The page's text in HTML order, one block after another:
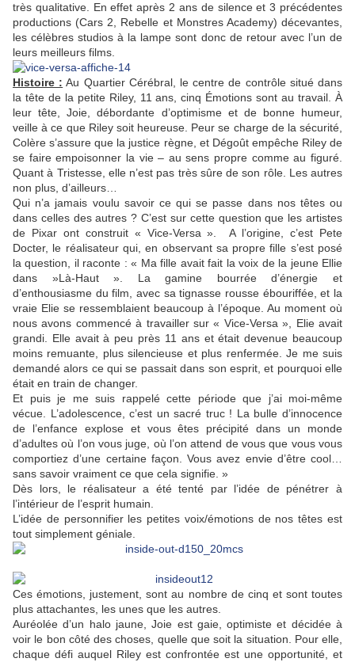
très qualitative. En effet après 2 ans de silence et 3 précédentes
productions (Cars 2, Rebelle et Monstres Academy) décevantes,
les célèbres studios à la lampe sont donc de retour avec l’un de
leurs meilleurs films.
Histoire : Au Quartier Cérébral, le centre de contrôle situé dans
la tête de la petite Riley, 11 ans, cinq Émotions sont au travail. À
leur tête, Joie, débordante d’optimisme et de bonne humeur,
veille à ce que Riley soit heureuse. Peur se charge de la sécurité,
Colère s’assure que la justice règne, et Dégoût empêche Riley de
se faire empoisonner la vie – au sens propre comme au figuré.
Quant à Tristesse, elle n’est pas très sûre de son rôle. Les autres
non plus, d’ailleurs…
Qui n’a jamais voulu savoir ce qui se passe dans nos têtes ou
dans celles des autres ? C’est sur cette question que les artistes
de Pixar ont construit « Vice-Versa ». A l’origine, c’est Pete
Docter, le réalisateur qui, en observant sa propre fille s’est posé
la question, il raconte : « Ma fille avait fait la voix de la jeune Ellie
dans »Là-Haut ». La gamine bourrée d’énergie et
d’enthousiasme du film, avec sa tignasse rousse ébouriffée, et la
vraie Elie se ressemblaient beaucoup à l’époque. Au moment où
nous avons commencé à travailler sur « Vice-Versa », Elie avait
grandi. Elle avait à peu près 11 ans et était devenue beaucoup
moins remuante, plus silencieuse et plus renfermée. Je me suis
demandé alors ce qui se passait dans son esprit, et pourquoi elle
était en train de changer.
Et puis je me suis rappelé cette période que j’ai moi-même
vécue. L’adolescence, c’est un sacré truc ! La bulle d’innocence
de l’enfance explose et vous êtes précipité dans un monde
d’adultes où l’on vous juge, où l’on attend de vous que vous vous
comportiez d’une certaine façon. Vous avez envie d’être cool…
sans savoir vraiment ce que cela signifie. »
Dès lors, le réalisateur a été tenté par l’idée de pénétrer à
l’intérieur de l’esprit humain.
L’idée de personnifier les petites voix/émotions de nos têtes est
tout simplement géniale.
Ces émotions, justement, sont au nombre de cinq et sont toutes
plus attachantes, les unes que les autres.
Auréolée d’un halo jaune, Joie est gaie, optimiste et décidée à
voir le bon côté des choses, quelle que soit la situation. Pour elle,
chaque défi auquel Riley est confrontée est une opportunité, et